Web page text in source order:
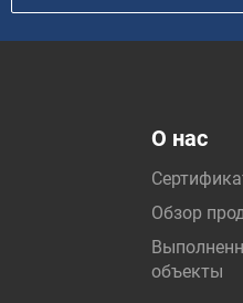
О нас
Обзор
объекты